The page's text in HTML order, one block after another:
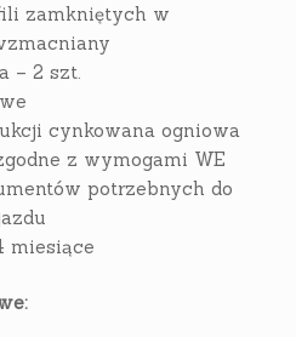
zamkniętych w
– 2 szt.
cynkowana ogniowa
z wymogami WE
potrzebnych do
miesiące